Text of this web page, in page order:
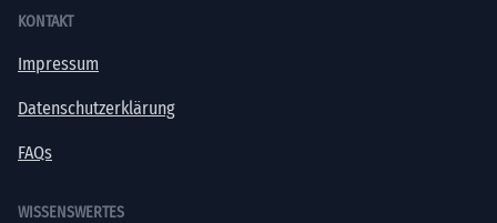
KONTAKT
Impressum
Datenschutzerklärung
FAQs
WISSENSWERTES